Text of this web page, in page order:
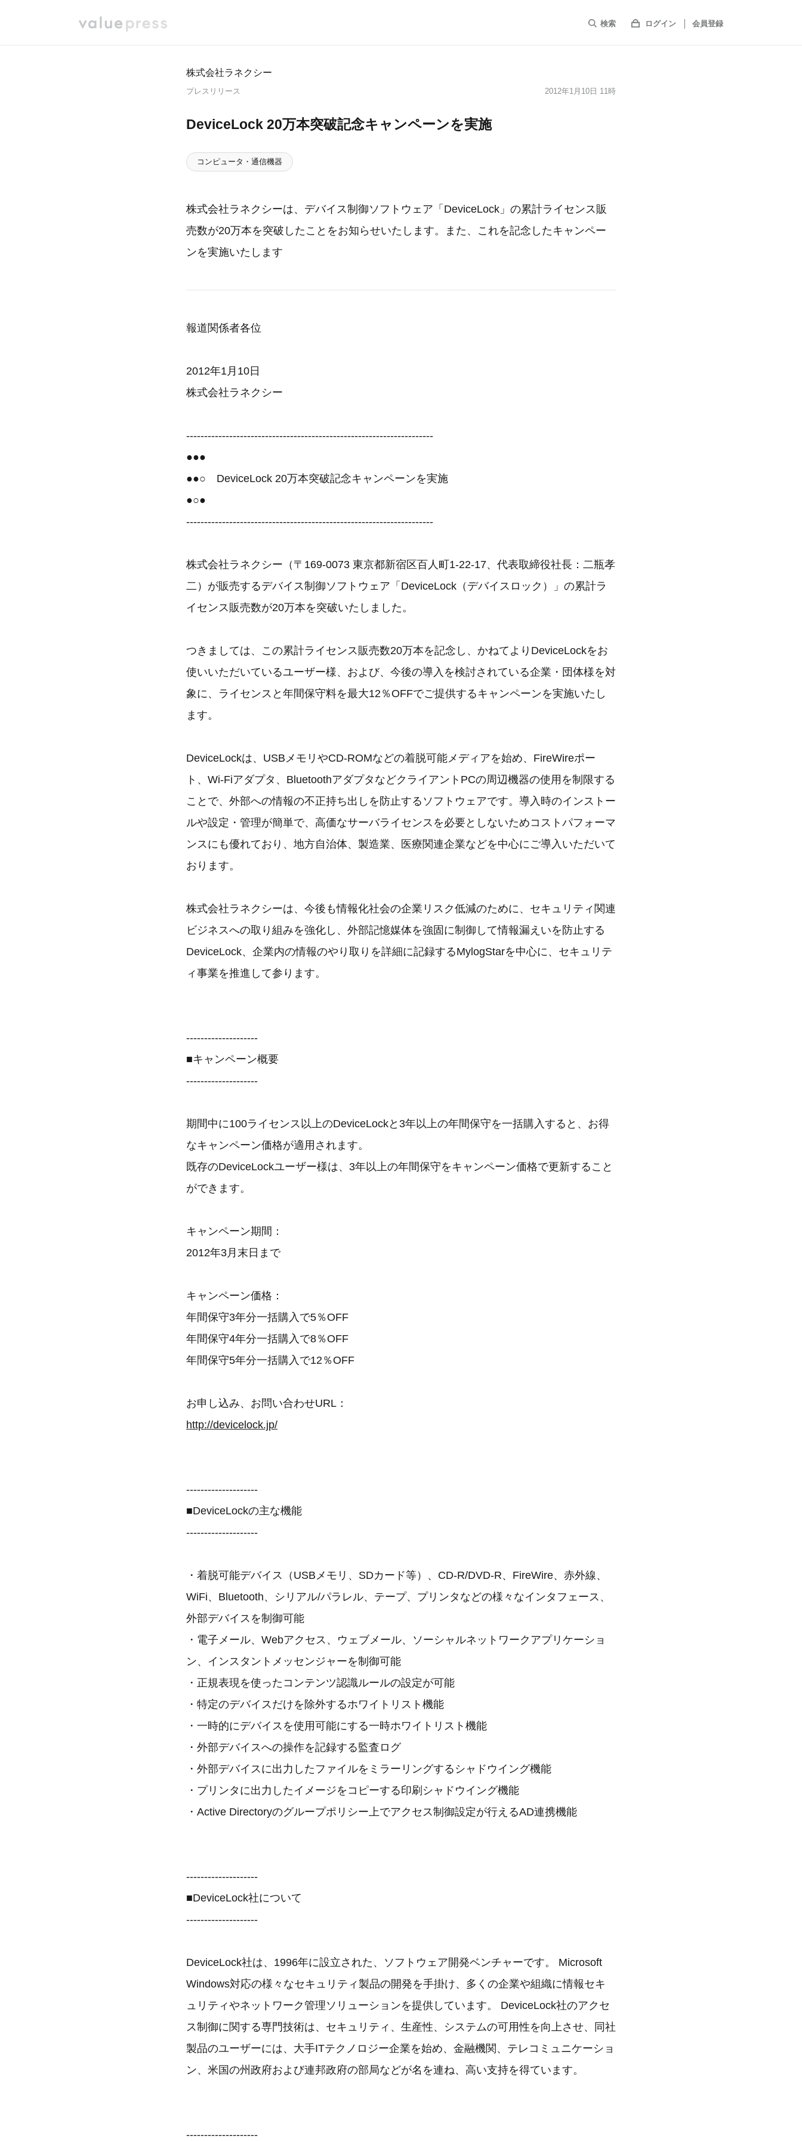
検索 ログイン 会員登録
株式会社ラネクシー
プレスリリース 2012年1月10日 11時
DeviceLock 20万本突破記念キャンペーンを実施
コンピュータ・通信機器
株式会社ラネクシーは、デバイス制御ソフトウェア「DeviceLock」の累計ライセンス販
売数が20万本を突破したことをお知らせいたします。また、これを記念したキャンペー
ンを実施いたします
報道関係者各位
2012年1月10日
株式会社ラネクシー
---------------------------------------------------------------------
●●●
●●○ DeviceLock 20万本突破記念キャンペーンを実施
●○●
---------------------------------------------------------------------
株式会社ラネクシー（〒169-0073 東京都新宿区百人町1-22-17、代表取締役社長：二瓶孝
二）が販売するデバイス制御ソフトウェア「DeviceLock（デバイスロック）」の累計ラ
イセンス販売数が20万本を突破いたしました。
つきましては、この累計ライセンス販売数20万本を記念し、かねてよりDeviceLockをお
使いいただいているユーザー様、および、今後の導入を検討されている企業・団体様を対
象に、ライセンスと年間保守料を最大12％OFFでご提供するキャンペーンを実施いたし
ます。
DeviceLockは、USBメモリやCD-ROMなどの着脱可能メディアを始め、FireWireポー
ト、Wi-Fiアダプタ、BluetoothアダプタなどクライアントPCの周辺機器の使用を制限する
ことで、外部への情報の不正持ち出しを防止するソフトウェアです。導入時のインストー
ルや設定・管理が簡単で、高価なサーバライセンスを必要としないためコストパフォーマ
ンスにも優れており、地方自治体、製造業、医療関連企業などを中心にご導入いただいて
おります。
株式会社ラネクシーは、今後も情報化社会の企業リスク低減のために、セキュリティ関連
ビジネスへの取り組みを強化し、外部記憶媒体を強固に制御して情報漏えいを防止する
DeviceLock、企業内の情報のやり取りを詳細に記録するMylogStarを中心に、セキュリテ
ィ事業を推進して参ります。
--------------------
■キャンペーン概要
--------------------
期間中に100ライセンス以上のDeviceLockと3年以上の年間保守を一括購入すると、お得
なキャンペーン価格が適用されます。
既存のDeviceLockユーザー様は、3年以上の年間保守をキャンペーン価格で更新すること
ができます。
キャンペーン期間：
2012年3月末日まで
キャンペーン価格：
年間保守3年分一括購入で5％OFF
年間保守4年分一括購入で8％OFF
年間保守5年分一括購入で12％OFF
お申し込み、お問い合わせURL：
http://devicelock.jp/
--------------------
■DeviceLockの主な機能
--------------------
・着脱可能デバイス（USBメモリ、SDカード等）、CD-R/DVD-R、FireWire、赤外線、
WiFi、Bluetooth、シリアル/パラレル、テープ、プリンタなどの様々なインタフェース、
外部デバイスを制御可能
・電子メール、Webアクセス、ウェブメール、ソーシャルネットワークアプリケーショ
ン、インスタントメッセンジャーを制御可能
・正規表現を使ったコンテンツ認識ルールの設定が可能
・特定のデバイスだけを除外するホワイトリスト機能
・一時的にデバイスを使用可能にする一時ホワイトリスト機能
・外部デバイスへの操作を記録する監査ログ
・外部デバイスに出力したファイルをミラーリングするシャドウイング機能
・プリンタに出力したイメージをコピーする印刷シャドウイング機能
・Active Directoryのグループポリシー上でアクセス制御設定が行えるAD連携機能
--------------------
■DeviceLock社について
--------------------
DeviceLock社は、1996年に設立された、ソフトウェア開発ベンチャーです。 Microsoft
Windows対応の様々なセキュリティ製品の開発を手掛け、多くの企業や組織に情報セキ
ュリティやネットワーク管理ソリューションを提供しています。 DeviceLock社のアクセ
ス制御に関する専門技術は、セキュリティ、生産性、システムの可用性を向上させ、同社
製品のユーザーには、大手ITテクノロジー企業を始め、金融機関、テレコミュニケーショ
ン、米国の州政府および連邦政府の部局などが名を連ね、高い支持を得ています。
--------------------